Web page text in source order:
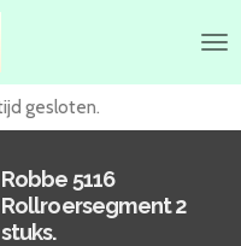
Robbe 5116
Rollroersegment 2
stuks.